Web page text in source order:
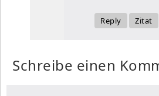
Reply Zitat
Schreibe einen